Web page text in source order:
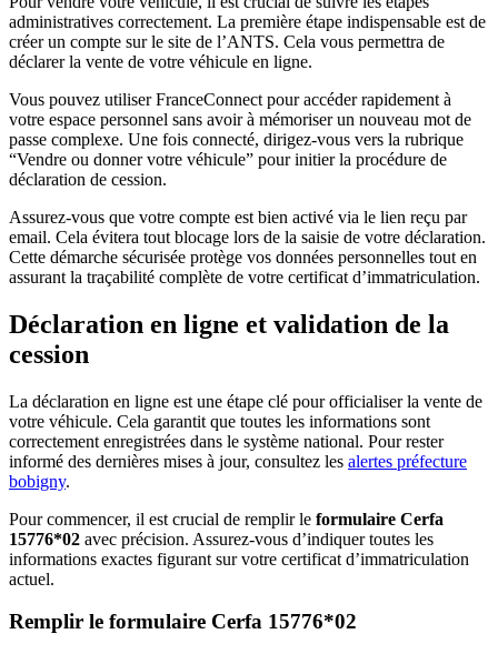
administratives correctement. La première étape indispensable est de
créer un compte sur le site de l’ANTS. Cela vous permettra de
déclarer la vente de votre véhicule en ligne.
Vous pouvez utiliser FranceConnect pour accéder rapidement à
votre espace personnel sans avoir à mémoriser un nouveau mot de
passe complexe. Une fois connecté, dirigez-vous vers la rubrique
“Vendre ou donner votre véhicule” pour initier la procédure de
déclaration de cession.
Assurez-vous que votre compte est bien activé via le lien reçu par
email. Cela évitera tout blocage lors de la saisie de votre déclaration.
Cette démarche sécurisée protège vos données personnelles tout en
assurant la traçabilité complète de votre certificat d’immatriculation.
Déclaration en ligne et validation de la
cession
La déclaration en ligne est une étape clé pour officialiser la vente de
votre véhicule. Cela garantit que toutes les informations sont
correctement enregistrées dans le système national. Pour rester
informé des dernières mises à jour, consultez les alertes préfecture
bobigny.
Pour commencer, il est crucial de remplir le formulaire Cerfa
15776*02 avec précision. Assurez-vous d’indiquer toutes les
informations exactes figurant sur votre certificat d’immatriculation
actuel.
Remplir le formulaire Cerfa 15776*02